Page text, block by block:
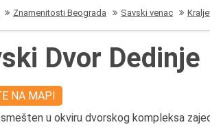
Znamenitosti Beograda Savski venac
Dvor Dedinje
NA MAPI
u okviru dvorskog kompleksa